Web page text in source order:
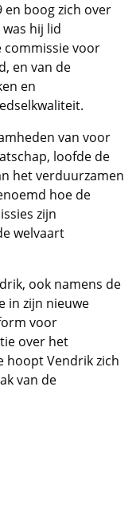
en boog zich over
hij lid
commissie voor
en van de
en
van voor
loofde de
het verduurzamen
hoe de
zijn
welvaart
ook namens de
in zijn nieuwe
voor
over het
hoopt Vendrik zich
van de